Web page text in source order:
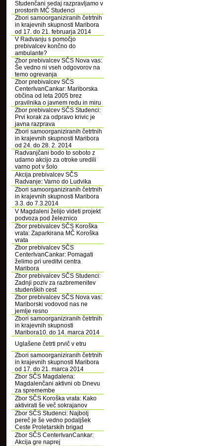
Studenčani sedaj razpravljamo v
prostorih MČ Studenci
Zbori samoorganiziranih četrtnih
in krajevnih skupnosti Maribora
od 17. do 21. februarja 2014
V Radvanju s pomočjo
prebivalcev končno do
ambulante?
Zbor prebivalcev SČS Nova vas:
Še vedno ni vseh odgovorov na
temo ogrevanja
Zbor prebivalcev SČS
CenterIvanCankar: Mariborska
občina od leta 2005 brez
pravilnika o javnem redu in miru
Zbor prebivalcev SČS Studenci:
Prvi korak za odpravo krivic je
javna razprava
Zbori samoorganiziranih četrtnih
in krajevnih skupnosti Maribora
od 24. do 28. 2. 2014
Radvanjčani bodo to soboto z
udarno akcijo za otroke uredili
varno pot v šolo
Akcija prebivalcev SČS
Radvanje: Varno do Ludvika
Zbori samoorganiziranih četrtnih
in krajevnih skupnosti Maribora
3.3. do 7.3.2014
V Magdaleni želijo videti projekt
podvoza pod železnico
Zbor prebivalcev SČS Koroška
vrata: Zaparkirana MČ Koroška
vrata
Zbor prebivalcev SČS
CenterIvanCankar: Pomagati
želimo pri ureditvi centra
Maribora
Zbor prebivalcev SČS Studenci:
Zadnji poziv za razbremenitev
studenških cest
Zbor prebivalcev SČS Nova vas:
Mariborski vodovod nas ne
jemlje resno
Zbori samoorganiziranih četrtnih
in krajevnih skupnosti
Maribora10. do 14. marca 2014
Uglašene četrti prvič v etru
Zbori samoorganiziranih četrtnih
in krajevnih skupnosti Maribora
od 17. do 21. marca 2014
Zbor SČS Magdalena:
Magdalenčani aktivni ob Dnevu
za spremembe
Zbor SČS Koroška vrata: Kako
aktivirati še več sokrajanov
Zbor SČS Studenci: Najbolj
pereč je še vedno podaljšek
Ceste Proletarskih brigad
Zbor SČS CenterIvanCankar:
Akcija gre naprej